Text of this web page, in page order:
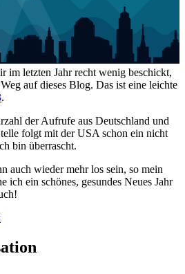
im letzten Jahr recht wenig beschickt,
auf dieses Blog. Das ist eine leichte
.
der Aufrufe aus Deutschland und
folgt mit der USA schon ein nicht
bin überrascht.
auch wieder mehr los sein, so mein
ich ein schönes, gesundes Neues Jahr